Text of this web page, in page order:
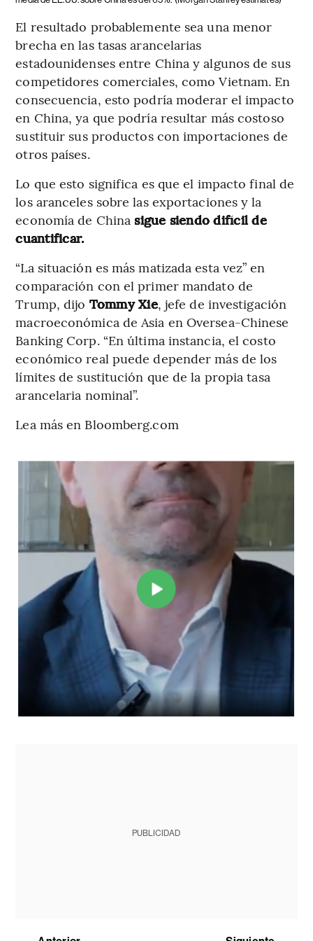
El resultado probablemente sea una menor
brecha en las tasas arancelarias
estadounidenses entre China y algunos de sus
competidores comerciales, como Vietnam. En
consecuencia, esto podría moderar el impacto
en China, ya que podría resultar más costoso
sustituir sus productos con importaciones de
otros países.
Lo que esto significa es que el impacto final de
los aranceles sobre las exportaciones y la
economía de China sigue siendo difícil de
cuantificar.
“La situación es más matizada esta vez” en
comparación con el primer mandato de
Trump, dijo Tommy Xie, jefe de investigación
macroeconómica de Asia en Oversea-Chinese
Banking Corp. “En última instancia, el costo
económico real puede depender más de los
límites de sustitución que de la propia tasa
arancelaria nominal”.
Lea más en Bloomberg.com
PUBLICIDAD